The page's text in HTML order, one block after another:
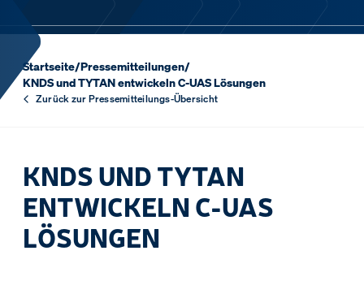
Startseite/Pressemitteilungen/
KNDS und TYTAN entwickeln C-UAS Lösungen
Zurück zur Pressemitteilungs-Übersicht
KNDS UND TYTAN
ENTWICKELN C-UAS
LÖSUNGEN